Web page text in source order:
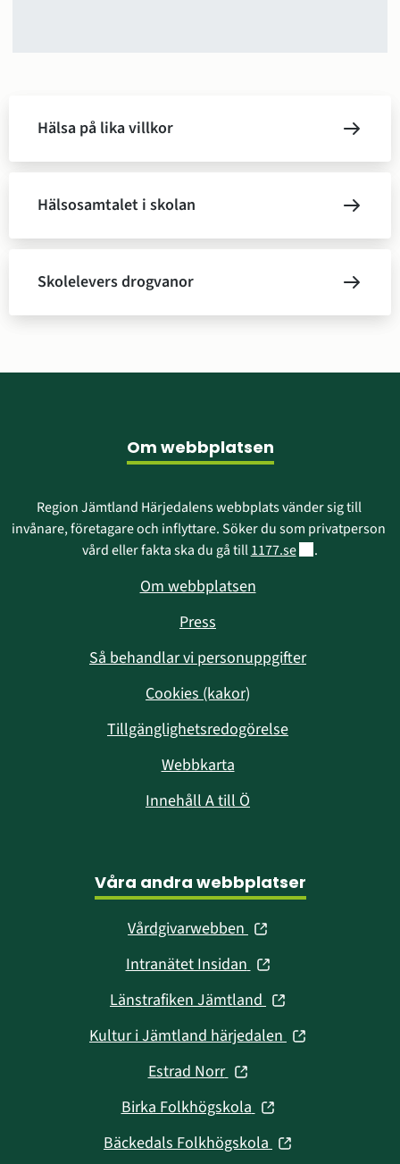
Hälsa på lika villkor
Hälsosamtalet i skolan
Skolelevers drogvanor
Om webbplatsen
Region Jämtland Härjedalens webbplats vänder sig till
invånare, företagare och inflyttare. Söker du som privatperson
vård eller fakta ska du gå till 1177.seLänk till annan
.
Om webbplatsen
Press
Så behandlar vi personuppgifter
Cookies (kakor)
Tillgänglighetsredogörelse
Webbkarta
Innehåll A till Ö
Våra andra webbplatser
Vårdgivarwebben (öppnas
nytt
fönster)
Intranätet Insidan (öppnas
nytt
fönster)
Länstrafiken Jämtland (öppnas
nytt
Kultur i Jämtland härjedalen (öppnas
Estrad Norr (öppnas
nytt
fönster)
Birka Folkhögskola (öppnas
nytt
Bäckedals Folkhögskola (öppnas